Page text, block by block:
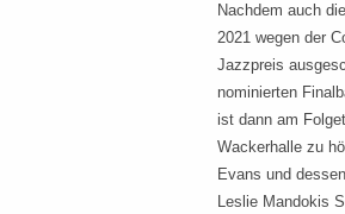
Nachdem auch
2021 wegen der
Jazzpreis
nominierten
ist dann am
Wackerhalle zu
Evans und
Leslie Mandokis